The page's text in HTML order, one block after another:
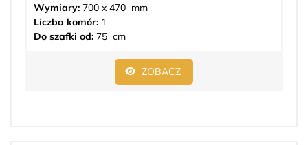
Wymiary: 700 x 470 mm
Liczba komór: 1
Do szafki od: 75 cm
ZOBACZ